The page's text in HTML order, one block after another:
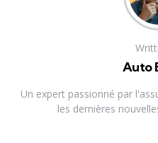
Auto
Un expert passionné par
les dernières